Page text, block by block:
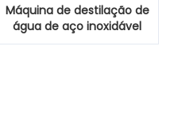
Máquina de destilação de
água de aço inoxidável
20L